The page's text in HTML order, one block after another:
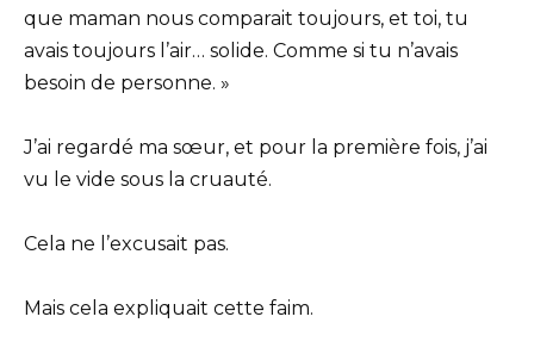
que maman nous comparait toujours, et toi, tu
avais toujours l’air… solide. Comme si tu n’avais
besoin de personne. »
J’ai regardé ma sœur, et pour la première fois, j’ai
vu le vide sous la cruauté.
Cela ne l’excusait pas.
Mais cela expliquait cette faim.